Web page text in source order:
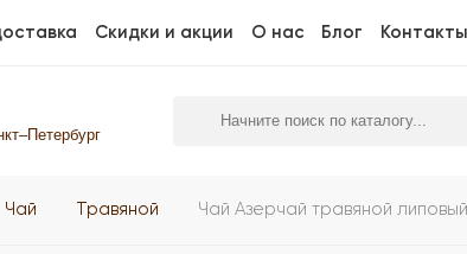
Скидки и акции О нас Блог Контакты
Чай Травяной Чай Азерчай травяной